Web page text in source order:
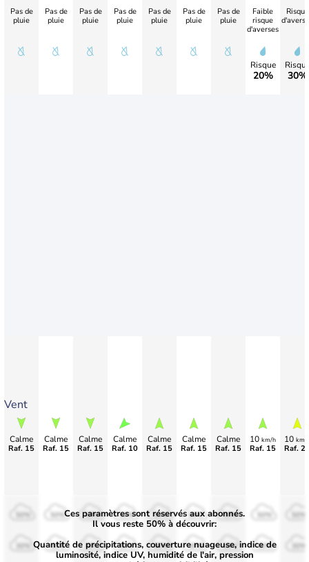
Vent
Pas de
pluie
Calme
Raf. 15
Pas de
pluie
Calme
Raf. 15
Pas de
pluie
Calme
Raf. 15
Pas de
pluie
Calme
Raf. 10
Pas de
pluie
Calme
Raf. 15
Pas de
pluie
Calme
Raf. 15
Pas de
pluie
Calme
Raf. 15
Faible
risque
d'averses
Risque
20%
10 km/h
Raf. 15
Risque
30%
10 km/
Raf.
50%
30%
50%
30%
50%
30%
50%
30%
50%
30%
50%
30%
50%
30%
Ces paramètres sont réservés aux abonnés.
Il vous reste 50% à découvrir:
Quantité de précipitations, couverture nuageuse, indice de
luminosité, indice UV, humidité de l'air, pression